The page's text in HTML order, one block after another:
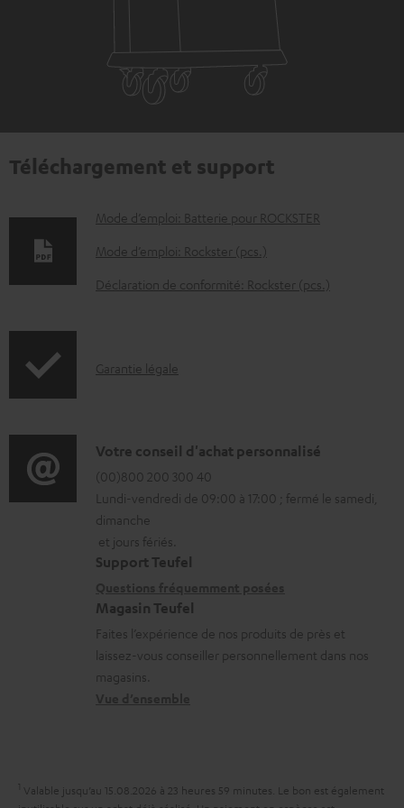
Téléchargement et support
D
o
n
t
é
l
é
c
h
a
r
g
l
Mode d’emploi: Batterie pour ROCKSTER
Mode d’emploi: Rockster (pcs.)
Déclaration de conformité: Rockster (pcs.)
I
o
r
m
a
t
o
n
s
t
Garantie légale
D
é
t
a
i
s
c
o
Votre conseil d'achat personnalisé
(00)800 200 300 40
Lundi-vendredi de 09:00 à 17:00 ; fermé le samedi,
dimanche
et jours fériés.
Support Teufel
Magasin Teufel
Faites l’expérience de nos produits de près et
laissez-vous conseiller personnellement dans nos
magasins.
1 Valable jusqu’au 15.08.2026 à 23 heures 59 minutes. Le bon est également